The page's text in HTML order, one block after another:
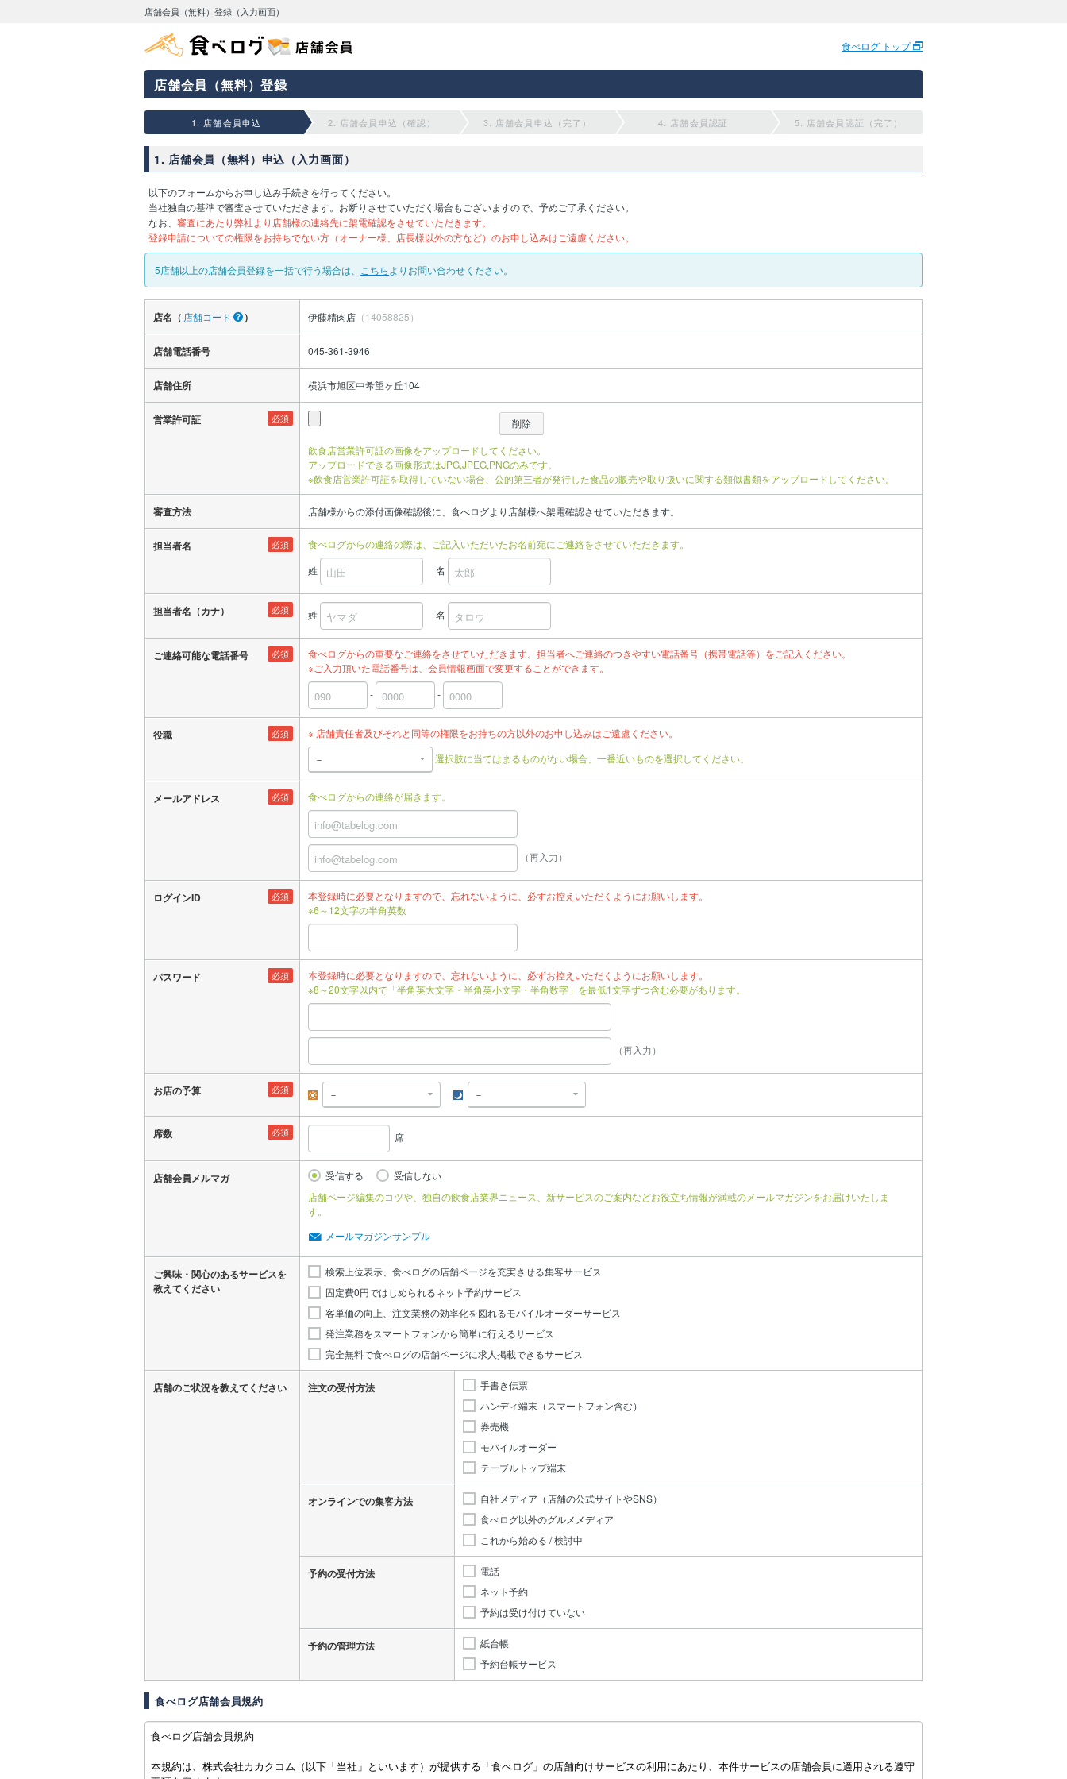
店舗会員（無料）登録（入力画面）
食べログ トップ
店舗会員（無料）登録
1. 店舗会員申込 2. 店舗会員申込（確認） 3. 店舗会員申込（完了） 4. 店舗会員認証 5. 店舗会員認証（完了）
1. 店舗会員（無料）申込（入力画面）
以下のフォームからお申し込み手続きを行ってください。
当社独自の基準で審査させていただきます。お断りさせていただく場合もございますので、予めご了承ください。
なお、 審査にあたり弊社より店舗様の連絡先に架電確認をさせていただきます。
登録申請についての権限をお持ちでない方（オーナー様、店長様以外の方など）のお申し込みはご遠慮ください。
5店舗以上の店舗会員登録を一括で行う場合は、 こちら よりお問い合わせください。
店名（ 店舗コード ） 伊藤精肉店 （14058825）
店舗電話番号 045-361-3946
店舗住所 横浜市旭区中希望ヶ丘104
必須
営業許可証
飲食店営業許可証の画像をアップロードしてください。
アップロードできる画像形式はJPG,JPEG,PNGのみです。
※飲食店営業許可証を取得していない場合、公的第三者が発行した食品の販売や取り扱いに関する類似書類をアップロードしてください。
審査方法 店舗様からの添付画像確認後に、食べログより店舗様へ架電確認させていただきます。
必須
担当者名
食べログからの連絡の際は、ご記入いただいたお名前宛にご連絡をさせていただきます。
姓
名
必須
担当者名（カナ） 姓 名
必須
ご連絡可能な電話番号
食べログからの重要なご連絡をさせていただきます。担当者へご連絡のつきやすい電話番号（携帯電話等）をご記入ください。
※ご入力頂いた電話番号は、会員情報画面で変更することができます。
-
-
必須
役職
※ 店舗責任者及びそれと同等の権限をお持ちの方以外のお申し込みはご遠慮ください。
選択肢に当てはまるものがない場合、一番近いものを選択してください。
必須
メールアドレス 食べログからの連絡が届きます。
（再入力）
必須
ログインID
本登録時に必要となりますので、忘れないように、必ずお控えいただくようにお願いします。
※6～12文字の半角英数
必須
パスワード
本登録時に必要となりますので、忘れないように、必ずお控えいただくようにお願いします。
※8～20文字以内で「半角英大文字・半角英小文字・半角数字」を最低1文字ずつ含む必要があります。
（再入力）
必須
お店の予算
必須
席数 席
店舗会員メルマガ 受信する
受信しない
店舗ページ編集のコツや、独自の飲食店業界ニュース、新サービスのご案内などお役立ち情報が満載のメールマガジンをお届けいたしま
す。
メールマガジンサンプル
ご興味・関心のあるサービスを
教えてください
検索上位表示、食べログの店舗ページを充実させる集客サービス
固定費0円ではじめられるネット予約サービス
客単価の向上、注文業務の効率化を図れるモバイルオーダーサービス
発注業務をスマートフォンから簡単に行えるサービス
完全無料で食べログの店舗ページに求人掲載できるサービス
店舗のご状況を教えてください 注文の受付方法
手書き伝票
ハンディ端末（スマートフォン含む）
券売機
モバイルオーダー
テーブルトップ端末
オンラインでの集客方法
自社メディア（店舗の公式サイトやSNS）
食べログ以外のグルメメディア
これから始める / 検討中
予約の受付方法
電話
ネット予約
予約は受け付けていない
予約の管理方法
紙台帳
予約台帳サービス
食べログ店舗会員規約